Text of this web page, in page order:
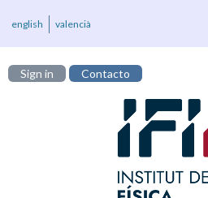
english valencià
Sign in Contacto